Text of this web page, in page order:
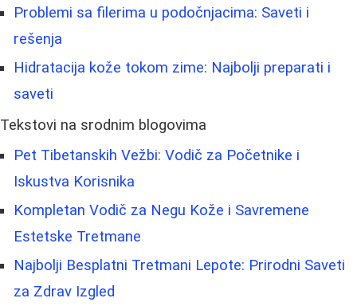
Problemi sa filerima u podočnjacima: Saveti i
rešenja
Hidratacija kože tokom zime: Najbolji preparati i
saveti
Tekstovi na srodnim blogovima
Pet Tibetanskih Vežbi: Vodič za Početnike i
Iskustva Korisnika
Kompletan Vodič za Negu Kože i Savremene
Estetske Tretmane
Najbolji Besplatni Tretmani Lepote: Prirodni Saveti
za Zdrav Izgled